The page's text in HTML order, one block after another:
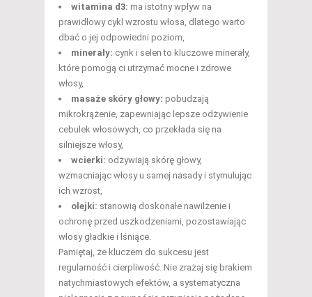
witamina d3: ma istotny wpływ na
prawidłowy cykl wzrostu włosa, dlatego warto
dbać o jej odpowiedni poziom,
minerały: cynk i selen to kluczowe minerały,
które pomogą ci utrzymać mocne i zdrowe
włosy,
masaże skóry głowy: pobudzają
mikrokrążenie, zapewniając lepsze odżywienie
cebulek włosowych, co przekłada się na
silniejsze włosy,
wcierki: odżywiają skórę głowy,
wzmacniając włosy u samej nasady i stymulując
ich wzrost,
olejki: stanowią doskonałe nawilżenie i
ochronę przed uszkodzeniami, pozostawiając
włosy gładkie i lśniące.
Pamiętaj, że kluczem do sukcesu jest
regularność i cierpliwość. Nie zrażaj się brakiem
natychmiastowych efektów, a systematyczna